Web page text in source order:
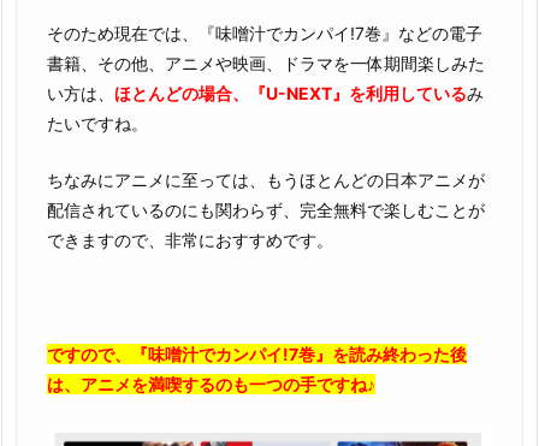
そのため現在では、『味噌汁でカンパイ!7巻』などの電子
書籍、その他、アニメや映画、ドラマを一体期間楽しみた
い方は、 ほとんどの場合、『U-NEXT』を利用しているみ
たいですね。
ちなみにアニメに至っては、もうほとんどの日本アニメが
配信されているのにも関わらず、完全無料で楽しむことが
できますので、非常におすすめです。
ですので、『味噌汁でカンパイ!7巻』を読み終わった後
は、アニメを満喫するのも一つの手ですね♪